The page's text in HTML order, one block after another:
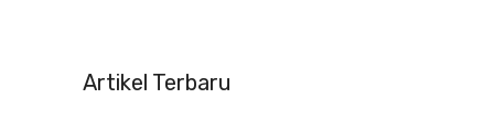
Artikel Terbaru